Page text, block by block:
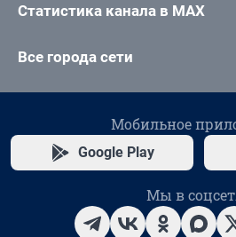
Статистика канала в MAX
Все города сети
Мобильное
Google Play
Мы в